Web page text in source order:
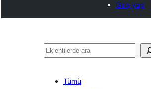
Giriş yap
Ara
Tümü